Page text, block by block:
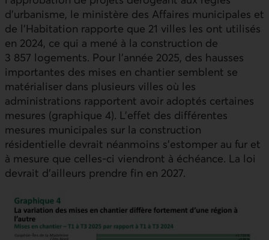
d’urbanisme, le ministère des Affaires municipales et
de l’Habitation rapporte que 21 villes les ont utilisés
en 2024, ce qui a mené à la construction de
3 857 logements. Pour l’année 2025, des hausses
importantes des mises en chantier semblent se
matérialiser dans plusieurs villes où les
administrations rapportent avoir adoptés certaines
mesures (graphique 4). L’effet des différentes
mesures municipales sur la construction
résidentielle devrait néanmoins s’estomper au fur et
à mesure que celles-ci viendront à échéance. La loi
devrait d’ailleurs prendre fin en 2027.